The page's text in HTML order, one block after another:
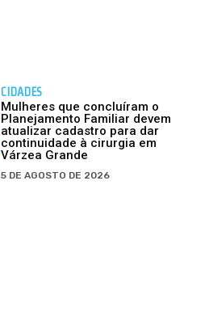
CIDADES
Mulheres que concluíram o
Planejamento Familiar devem
atualizar cadastro para dar
continuidade à cirurgia em
Várzea Grande
5 DE AGOSTO DE 2026